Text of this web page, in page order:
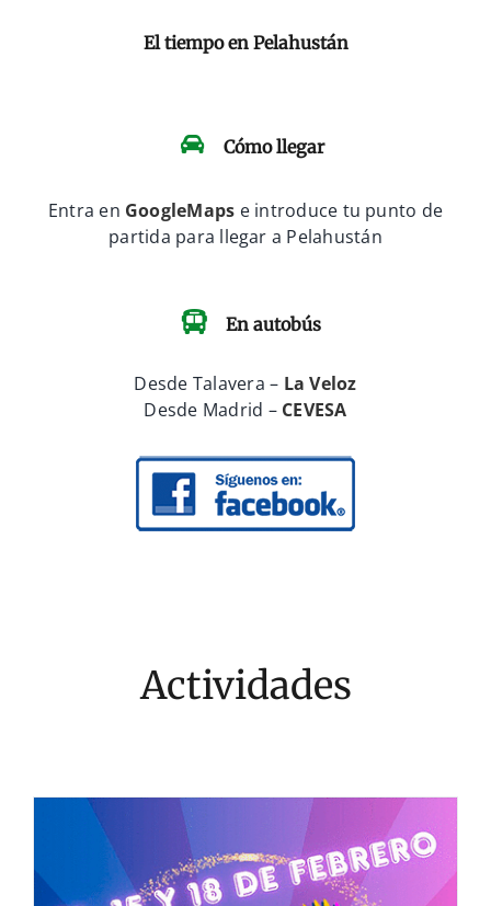
El tiempo en Pelahustán
Cómo llegar
Entra en GoogleMaps e introduce tu punto de
partida para llegar a Pelahustán
En autobús
Desde Talavera – La Veloz
Desde Madrid – CEVESA
Actividades